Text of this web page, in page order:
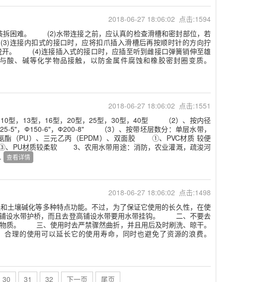
2018-06-27 18:06:02 点击:1594
困难。 (2)水带连接之前，应认真的检查滑槽和密封部位，若
接内扣式的接口时，应将扣爪插入滑槽后再按顺时针的方向拧
开。 (4)连接插入式的接口时，应插至听到雌接口弹簧销伸至雄
碱等化学物品接触，以防金属件腐蚀和橡胶密封圈变质。
2018-06-27 18:06:02 点击:1551
13型，16型，20型，25型，30型，40型 （2）、按内径
5"，Ф150-6"，Ф200-8" （3）、按带坯层数分：单层水带，
酯（PU）、三元乙丙（EPDM）、双面胶 ①、PVC材质 较便
材质较柔软 3、农用水带用途：消防，农业灌溉，疏浚河
查看详情
2018-06-27 18:06:02 点击:1498
壤碱化等多种特点功能。不过，为了保证它使用的长久性，在使
设水带护桥，而且去登高铺设水带要用水带挂钩。 二、不要去
质。 三、使用时去严禁骤然曲折，并且用后及时刷洗、晾干。
的使用可以延长它的使用寿命，同时也避免了资源的浪费。
30 31 32 下一页 尾页